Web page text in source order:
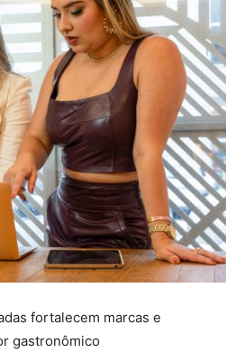
fortalecem marcas e
gastronômico